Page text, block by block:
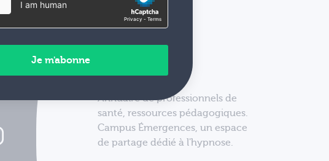
Annuaire de professionnels de
santé, ressources pédagogiques.
Campus Émergences, un espace
de partage dédié à l'hypnose.